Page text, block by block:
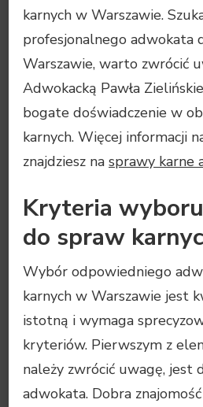
karnych w Warszawie.
profesjonalnego adwokata
Warszawie, warto zwrócić
Adwokacką Pawła
bogate doświadczenie w
karnych. Więcej informacji
znajdziesz na sprawy karne
Kryteria
do spraw
Wybór odpowiedniego
karnych w Warszawie jest
istotną i wymaga
kryteriów. Pierwszym z
należy zwrócić uwagę, jest
adwokata. Dobra